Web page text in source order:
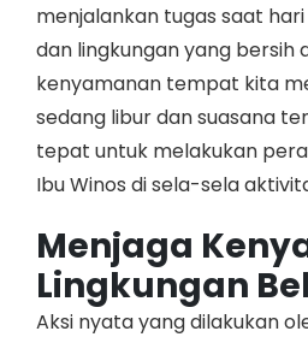
menjalankan tugas saat hari
dan lingkungan yang bersih
kenyamanan tempat kita
sedang libur dan suasana
tepat untuk melakukan
Ibu Winos di sela-sela
Menjaga
Lingkungan
Aksi nyata yang dilakukan